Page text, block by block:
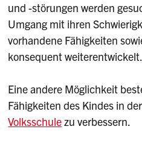
und -störungen werden
Umgang mit ihren
vorhandene Fähigkeiten
konsequent weiterentwickelt.
Eine andere Möglichkeit
Fähigkeiten des Kindes in der
Volksschulezu verbessern.